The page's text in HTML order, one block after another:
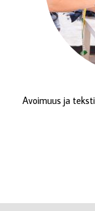
Avoimuus ja